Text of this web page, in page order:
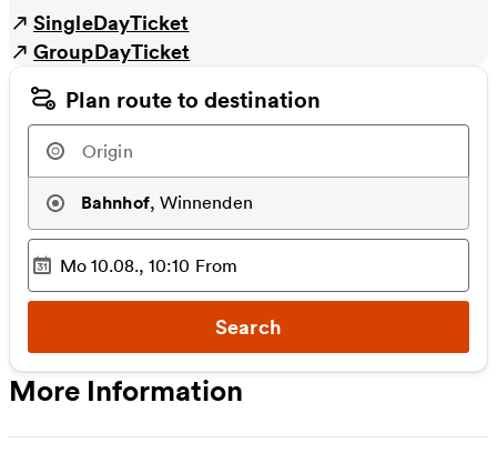
SingleDayTicket
GroupDayTicket
Plan route to destination
Bahnhof, Winnenden
Selected time:
Mo 10.08., 10:10 From
Search
More Information